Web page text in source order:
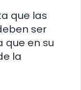
que las
ser
que en su
la